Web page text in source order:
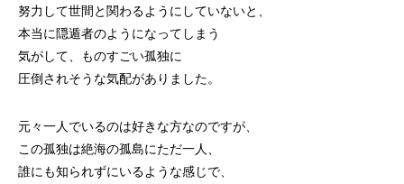
努力して世間と関わるようにしていないと、
本当に隠遁者のようになってしまう
気がして、ものすごい孤独に
圧倒されそうな気配がありました。
元々一人でいるのは好きな方なのですが、
この孤独は絶海の孤島にただ一人、
誰にも知られずにいるような感じで、